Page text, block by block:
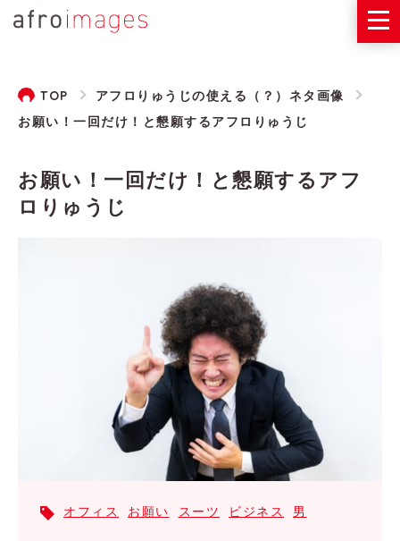
TOP
アフロりゅうじの使える（？）ネタ画像
お願い！一回だけ！と懇願するアフロりゅうじ
お願い！一回だけ！と懇願するアフ
ロりゅうじ
オフィス お願い スーツ ビジネス 男